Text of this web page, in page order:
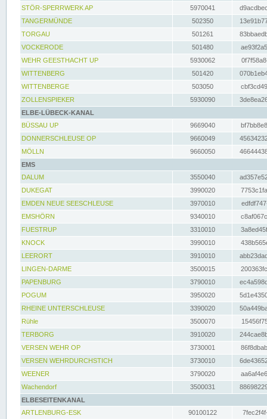
STÖR-SPERRWERK AP 5970041
TANGERMÜNDE
502350
TORGAU
501261
VOCKERODE
501480
WEHR GEESTHACHT UP
5930062
WITTENBERG
501420
WITTENBERGE
503050
ZOLLENSPIEKER
5930090
ELBE-LÜBECK-KANAL
BÜSSAU UP
9669040
DONNERSCHLEUSE OP
9660049
MÖLLN
9660050
EMS
DALUM
3550040
DUKEGAT
3990020
EMDEN NEUE SEESCHLEUSE
3970010
EMSHÖRN
9340010
FUESTRUP
3310010
KNOCK
3990010
LEERORT
3910010
LINGEN-DARME
3500015
PAPENBURG
3790010
POGUM
3950020
RHEINE UNTERSCHLEUSE
3390020
Rühle
3500070
TERBORG
3910020
VERSEN WEHR OP
3730001
VERSEN WEHRDURCHSTICH
3730010
WEENER
3790020
Wachendorf
3500031
ELBESEITENKANAL
ARTLENBURG-ESK
90100122